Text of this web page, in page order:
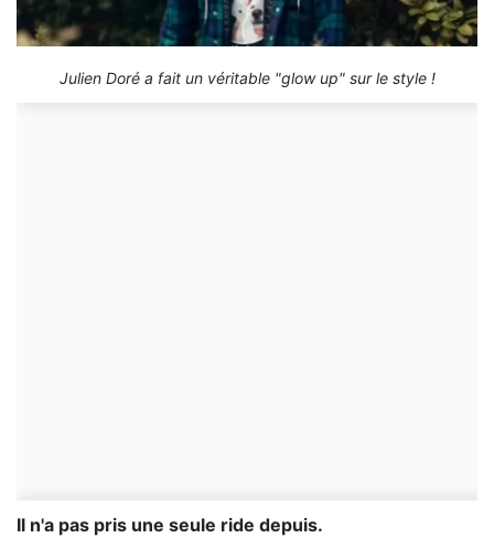
Julien Doré a fait un véritable "glow up" sur le style !
Il n'a pas pris une seule ride depuis.